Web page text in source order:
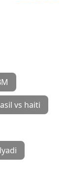
vs haiti